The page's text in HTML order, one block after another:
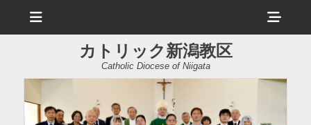
ュ
ヘ
ッ
ー
カトリック新潟教区
Catholic Diocese of Niigata